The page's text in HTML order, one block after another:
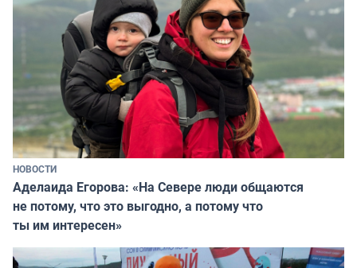
НОВОСТИ
Аделаида Егорова: «На Севере люди общаются
не потому, что это выгодно, а потому что
ты им интересен»